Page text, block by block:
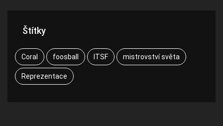
Štítky
Coral foosball ITSF mistrovství světa
Reprezentace